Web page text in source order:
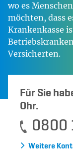
wo es
möchten, dass
Krankenkasse
Versicherten.
Für Sie
Ohr.
0800
Weitere